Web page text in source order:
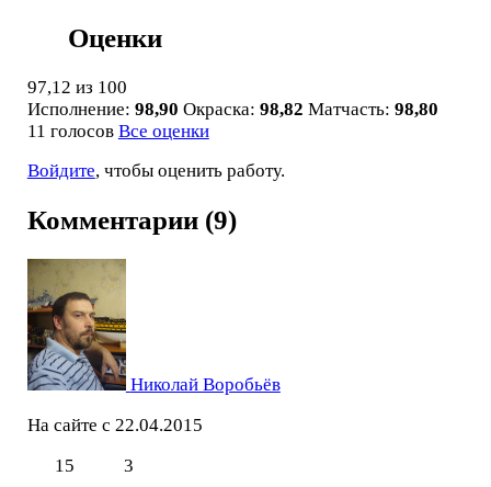
Оценки
97,12 из 100
Исполнение: 98,90 Окраска: 98,82 Матчасть: 98,80
11 голосов Все оценки
Войдите, чтобы оценить работу.
Комментарии (9)
Николай Воробьёв
На сайте с 22.04.2015
15
3